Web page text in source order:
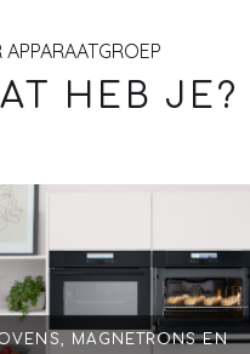
HEB JE?
MAGNETRONS EN